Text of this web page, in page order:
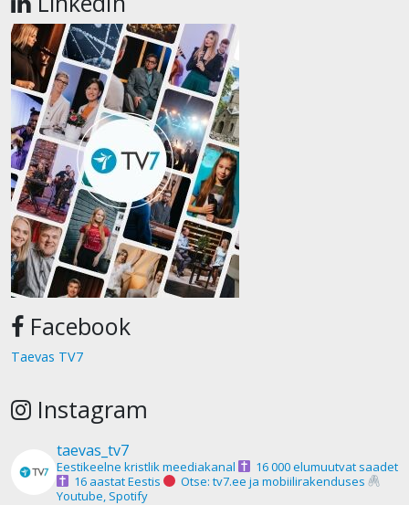
Facebook
Taevas TV7
Instagram
taevas_tv7
Eestikeelne kristlik meediakanal
16 000 elumuutvat saadet
16 aastat Eestis
Otse: tv7.ee ja mobiilirakenduses
Youtube, Spotify